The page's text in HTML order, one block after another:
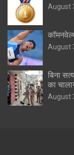
August
August
बिना
का
August